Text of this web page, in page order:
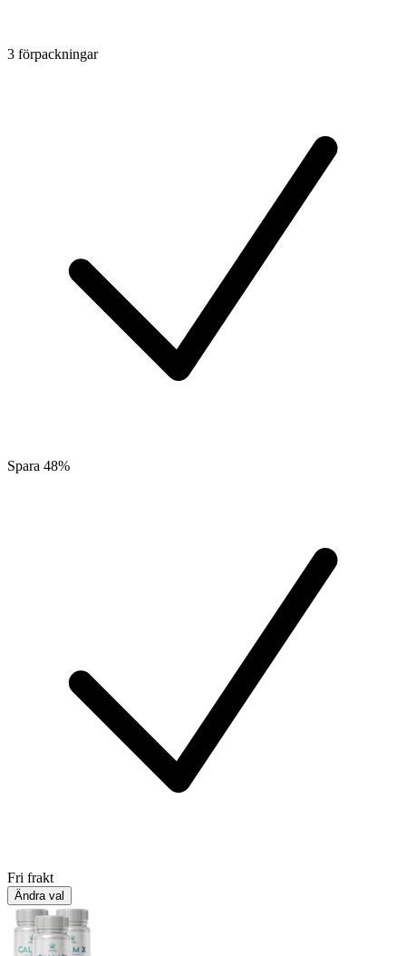
3 förpackningar
Spara 48%
Fri frakt
Ändra val